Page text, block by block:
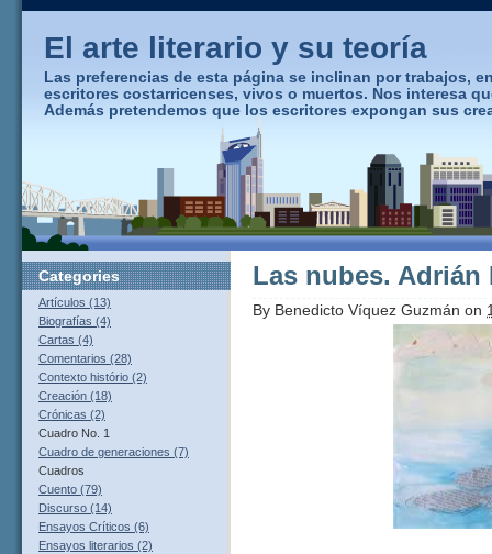
El arte literario y su teoría
Las preferencias de esta página se inclinan por trabajos,
escritores costarricenses, vivos o muertos. Nos interesa
Además pretendemos que los escritores expongan sus
Las nubes. Adrián
By Benedicto Víquez Guzmán on
Categories
Artículos (13)
Biografías (4)
Cartas (4)
Comentarios (28)
Contexto histório (2)
Creación (18)
Crónicas (2)
Cuadro No. 1
Cuadro de generaciones (7)
Cuadros
Cuento (79)
Discurso (14)
Ensayos Críticos (6)
Ensayos literarios (2)